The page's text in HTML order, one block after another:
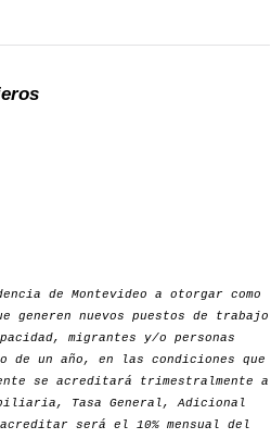
de Montevideo a otorgar como
nuevos puestos de trabajo
migrantes y/o personas
un año, en las condiciones que
se acreditará trimestralmente a
Tasa General, Adicional
será el 10% mensual del